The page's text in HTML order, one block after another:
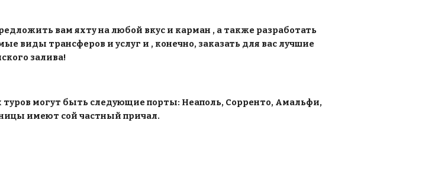
вам яхту на любой вкус и карман , а также разработать
виды трансферов и услуг и , конечно, заказать для вас лучшие
залива!
могут быть следующие порты: Неаполь, Сорренто, Амальфи,
имеют сой частный причал.